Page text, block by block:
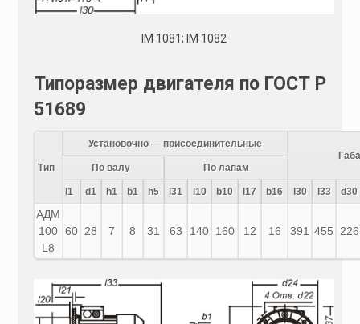
IM 1081; IM 1082
Типоразмер двигателя по ГОСТ Р
51689
Тип
Установочно — присоединительные
По валу
По лапам
l1 d1 h1 b1 h5 l31 l10 b10 l17 b16 l30 l33 d30
АДМ
100
L8
60 28 7 8 31 63 140 160 12 16 391 455 226